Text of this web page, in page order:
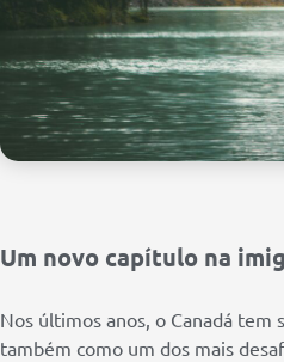
Um novo capítulo na
Nos últimos anos, o Canadá
também como um dos mais